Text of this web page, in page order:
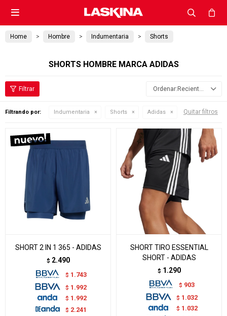

Home Hombre Indumentaria Shorts
SHORTS HOMBRE MARCA ADIDAS
Recientes
Filtrando por: Indumentaria Shorts Adidas Quitar filtros
SHORT 2 IN 1 365 - ADIDAS
$ 2.490
$ 1.743
$ 1.992
$ 1.992
$ 2.241
SHORT TIRO ESSENTIAL
SHORT - ADIDAS
$ 1.290
$ 903
$ 1.032
$ 1.032